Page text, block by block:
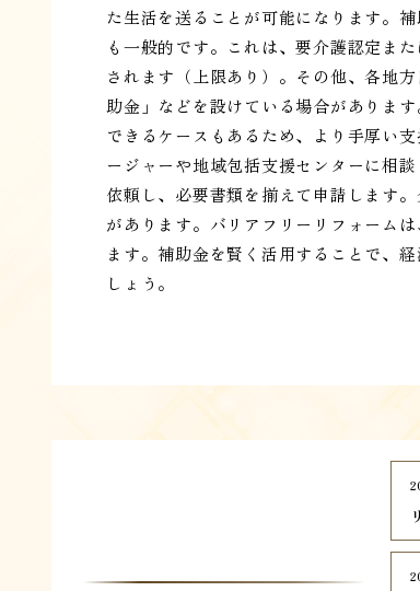
た生活を送ることが可能になります。
も一般的です。これは、要介護認定ま
されます（上限あり）。その他、各地
助金」などを設けている場合がありま
できるケースもあるため、より手厚い
ージャーや地域包括支援センターに相
依頼し、必要書類を揃えて申請します
があります。バリアフリーリフォーム
ます。補助金を賢く活用することで、
しょう。